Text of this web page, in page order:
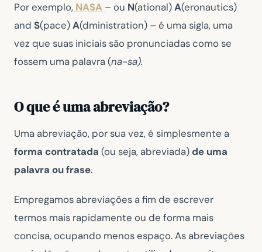
Por exemplo, NASA – ou N(ational)A(eronautics)
and S(pace)A(dministration) – é uma sigla, uma
vez que suas iniciais são pronunciadas como se
fossem uma palavra (na-sa).
O que é uma abreviação?
Uma abreviação, por sua vez, é simplesmente a
forma contratada (ou seja, abreviada)de uma
palavra ou frase.
Empregamos abreviações a fim de escrever
termos mais rapidamente ou de forma mais
concisa, ocupando menos espaço. As abreviações